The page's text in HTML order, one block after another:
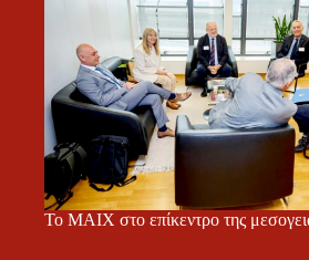
Το ΜΑΙΧ στο επίκεντρο της